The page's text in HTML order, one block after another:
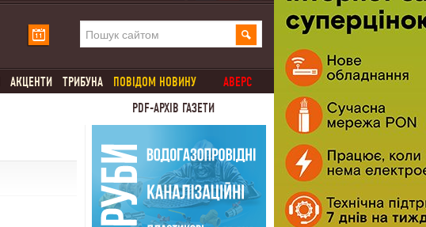
АКЦЕНТИ ТРИБУНА ПОВІДОМ НОВИНУ
АВЕРС
PDF-АРХІВ ГАЗЕТИ